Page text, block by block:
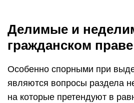
Делимые и
гражданском праве
Особенно спорными при
являются вопросы раздела
на которые претендуют в